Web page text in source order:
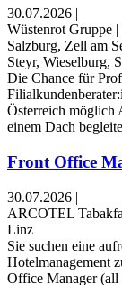
30.07.2026 |
Wüstenrot Gruppe |
Salzburg, Zell am
Steyr, Wieselburg,
Die Chance für
Österreich möglich
einem Dach
Front Office
30.07.2026 |
ARCOTEL
Linz
Sie suchen eine
Hotelmanagement
Office Manager (all